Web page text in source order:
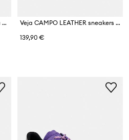
Veja V-10 LEATHER sneakers da uomo
Veja CAMPO LEATHER sneakers da donna in pelle
139,90 €